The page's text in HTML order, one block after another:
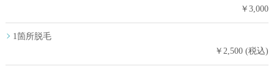
￥3,000
1箇所脱毛
￥2,500 (税込)